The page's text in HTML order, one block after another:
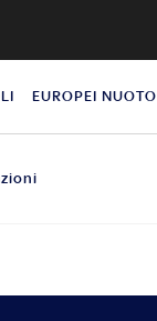
EUROPEI NUOTO